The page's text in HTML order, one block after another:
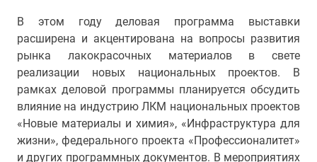
В этом году деловая программа выставки
расширена и акцентирована на вопросы развития
рынка лакокрасочных материалов в свете
реализации новых национальных проектов. В
рамках деловой программы планируется обсудить
влияние на индустрию ЛКМ национальных проектов
«Новые материалы и химия», «Инфраструктура для
жизни», федерального проекта «Профессионалитет»
и других программных документов. В мероприятиях